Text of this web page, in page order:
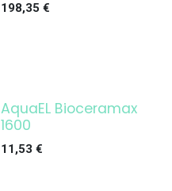
198,35 €
AquaEL Bioceramax
1600
11,53 €